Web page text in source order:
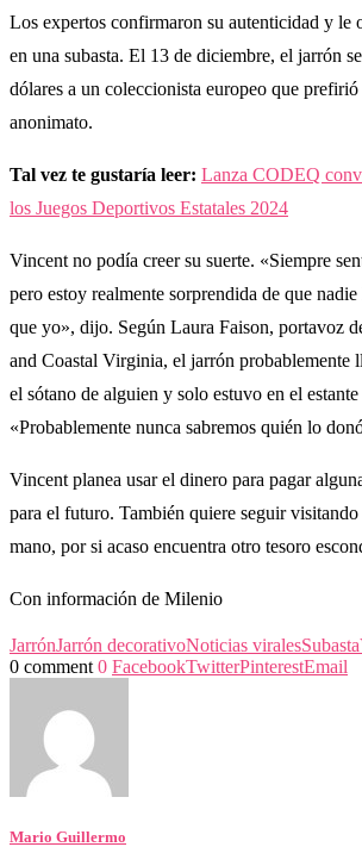
Los expertos confirmaron su autenticidad y le
en una subasta. El 13 de diciembre, el jarrón
dólares a un coleccionista europeo que prefirió
anonimato.
Tal vez te gustaría leer: Lanza CODEQ
los Juegos Deportivos Estatales 2024
Vincent no podía creer su suerte. «Siempre
pero estoy realmente sorprendida de que
que yo», dijo. Según Laura Faison, portavoz
and Coastal Virginia, el jarrón probablemente
el sótano de alguien y solo estuvo en el
«Probablemente nunca sabremos quién lo
Vincent planea usar el dinero para pagar
para el futuro. También quiere seguir visitando
mano, por si acaso encuentra otro tesoro
Con información de Milenio
JarrónJarrón decorativoNoticias viralesSubasta
0 comment 0 FacebookTwitterPinterestEmail
Mario Guillermo